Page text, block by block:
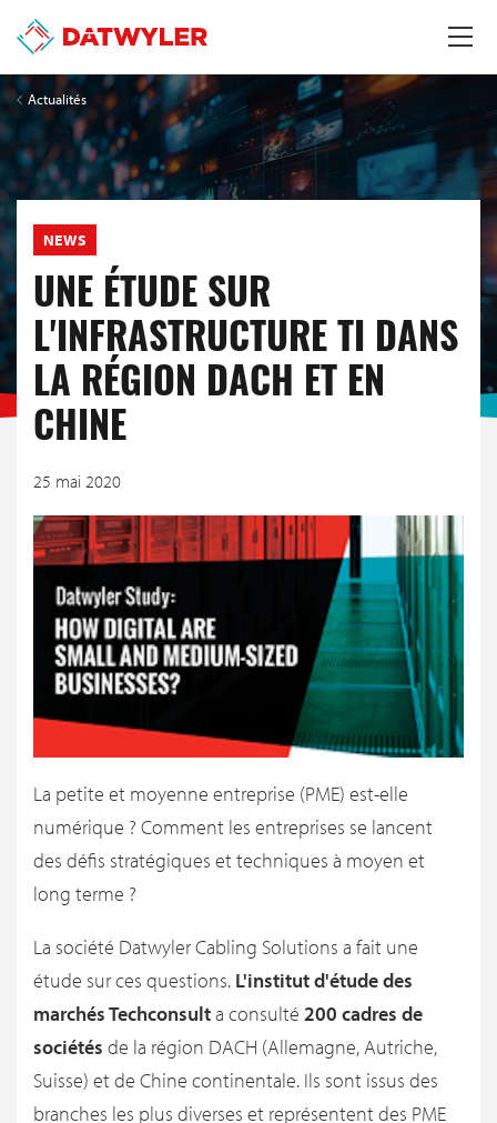
Actualités
NEWS
UNE ÉTUDE SUR
L'INFRASTRUCTURE TI DANS
LA RÉGION DACH ET EN
CHINE
25 mai 2020
La petite et moyenne entreprise (PME) est-elle
numérique ? Comment les entreprises se lancent
des défis stratégiques et techniques à moyen et
long terme ?
La société Datwyler Cabling Solutions a fait une
étude sur ces questions. L'institut d'étude des
marchés Techconsulta consulté 200 cadres de
sociétés de la région DACH (Allemagne, Autriche,
Suisse) et de Chine continentale. Ils sont issus des
branches les plus diverses et représentent des PME